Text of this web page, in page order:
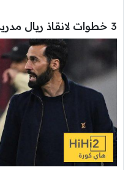
3 خطوات لانقاذ ريال مدريد الموسم القادم